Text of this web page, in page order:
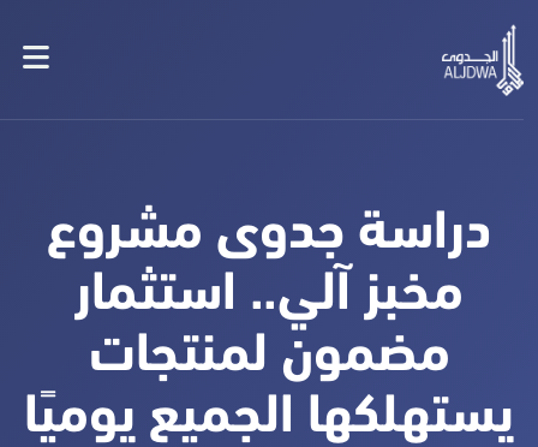
دراسة جدوى مشروع
مخبز آلي.. استثمار
مضمون لمنتجات
يستهلكها الجميع يوميًا